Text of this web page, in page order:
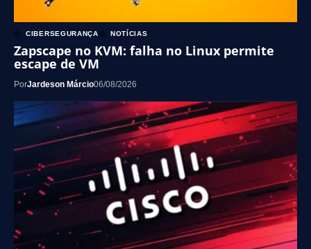
CIBERSEGURANÇA NOTÍCIAS
Zapscape no KVM: falha no Linux permite
escape de VM
PorJardeson Márcio06/08/2026